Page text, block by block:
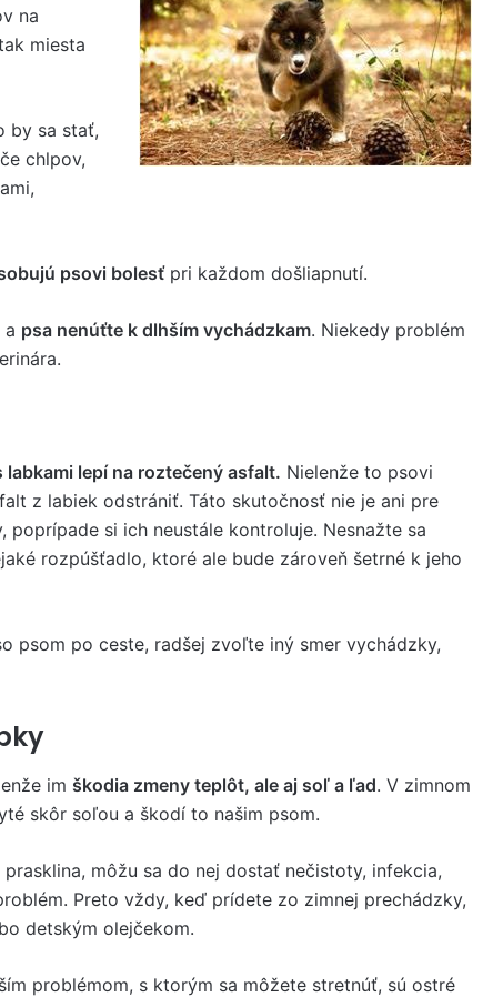
na
miesta
by sa stať,
chlpov,
psovi bolesťpri každom došliapnutí.
a psa nenúťte k dlhším vychádzkam. Niekedy problém
labkami lepí na roztečený asfalt. Nielenže to psovi
z labiek odstrániť. Táto skutočnosť nie je ani pre
si ich neustále kontroluje. Nesnažte sa
rozpúšťadlo, ktoré ale bude zároveň šetrné k jeho
psom po ceste, radšej zvoľte iný smer vychádzky,
im škodia zmeny teplôt, ale aj soľ a ľad. V zimnom
skôr soľou a škodí to našim psom.
môžu sa do nej dostať nečistoty, infekcia,
Preto vždy, keď prídete zo zimnej prechádzky,
detským olejčekom.
problémom, s ktorým sa môžete stretnúť, sú ostré